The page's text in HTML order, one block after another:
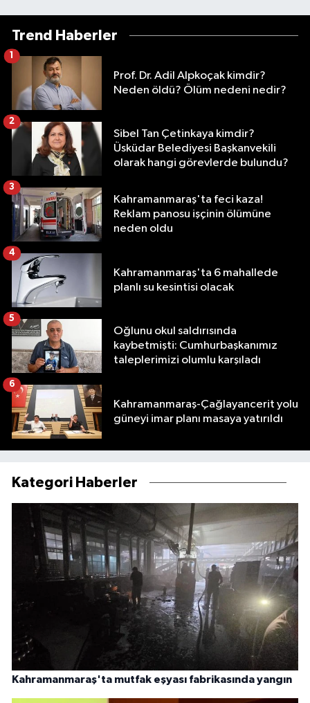
Trend Haberler
Prof. Dr. Adil Alpkoçak kimdir?
Neden öldü? Ölüm nedeni nedir?
1
Sibel Tan Çetinkaya kimdir?
Üsküdar Belediyesi Başkanvekili
olarak hangi görevlerde bulundu?
2
Kahramanmaraş'ta feci kaza!
Reklam panosu işçinin ölümüne
neden oldu
3
Kahramanmaraş'ta 6 mahallede
planlı su kesintisi olacak
4
Oğlunu okul saldırısında
kaybetmişti: Cumhurbaşkanımız
taleplerimizi olumlu karşıladı
5
Kahramanmaraş-Çağlayancerit yolu
güneyi imar planı masaya yatırıldı
6
Kategori Haberler
Kahramanmaraş'ta mutfak eşyası fabrikasında yangın